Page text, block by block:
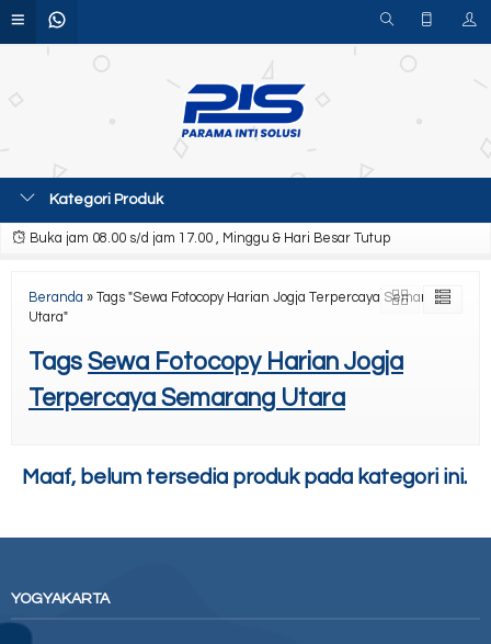
Kategori Produk
Buka jam 08.00 s/d jam 17.00 , Minggu & Hari Besar Tutup
Beranda » Tags "Sewa Fotocopy Harian Jogja Terpercaya Semarang
Utara"
Tags Sewa Fotocopy Harian Jogja
Terpercaya Semarang Utara
Maaf, belum tersedia produk pada kategori ini.
YOGYAKARTA